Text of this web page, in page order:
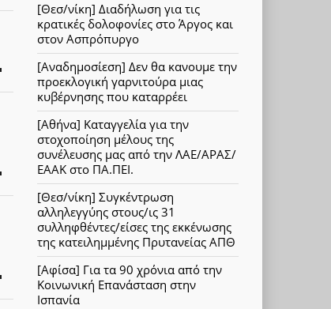
[Θεσ/νίκη] Διαδήλωση για τις
κρατικές δολοφονίες στο Άργος και
στον Ασπρόπυργο
[Αναδημοσίεση] Δεν θα κανουμε την
προεκλογική γαρνιτούρα μιας
κυβέρνησης που καταρρέει
[Αθήνα] Καταγγελία για την
στοχοποίηση μέλους της
συνέλευσης μας από την ΛΑΕ/ΑΡΑΣ/
ΕΑΑΚ στο ΠΑ.ΠΕΙ.
[Θεσ/νίκη] Συγκέντρωση
αλληλεγγύης στους/ις 31
συλληφθέντες/είσες της εκκένωσης
της κατειλημμένης Πρυτανείας ΑΠΘ
[Αφίσα] Για τα 90 χρόνια από την
Κοινωνική Επανάσταση στην
Ισπανία